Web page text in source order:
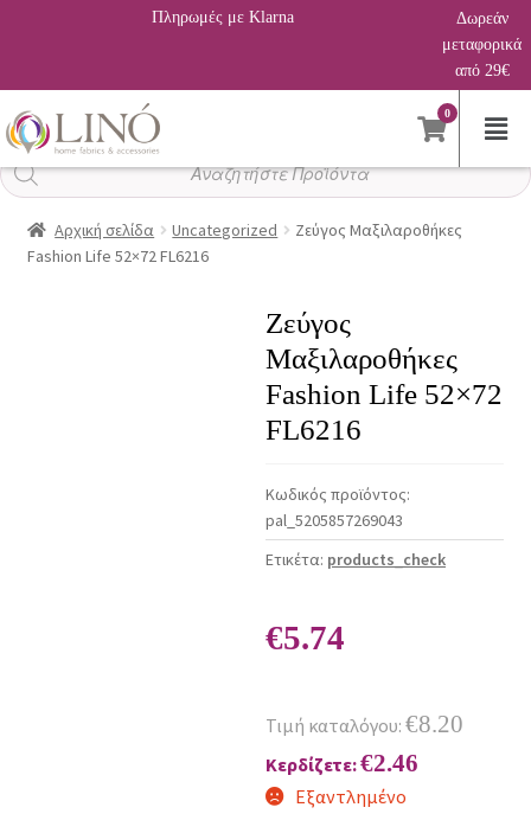
Πληρωμές με Klarna
Δωρεάν
μεταφορικά
από 29€
0
Αναζήτηση
προϊόντων
Αρχική σελίδα Uncategorized
Ζεύγος Μαξιλαροθήκες
Fashion Life 52×72 FL6216
Ζεύγος
Μαξιλαροθήκες
Fashion Life 52×72
FL6216
Κωδικός προϊόντος:
pal_5205857269043
Ετικέτα: products_check
€5.74
Τιμή καταλόγου: €8.20
Κερδίζετε:€2.46
Εξαντλημένο